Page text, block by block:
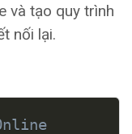
và tạo quy trình
nối lại.